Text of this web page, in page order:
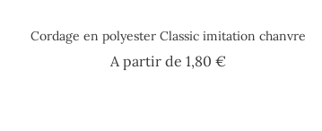
Cordage en polyester Classic imitation chanvre
A partir de 1,80 €Prix